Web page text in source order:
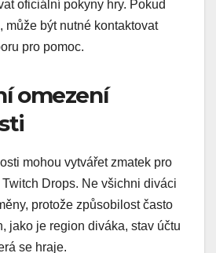
oficiální pokyny hry. Pokud
může být nutné kontaktovat
pro pomoc.
omezení
mohou vytvářet zmatek pro
Drops. Ne všichni diváci
protože způsobilost často
jako je region diváka, stav účtu
se hraje.